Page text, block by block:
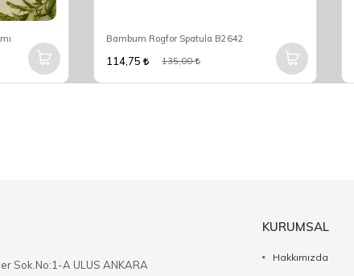
Bambum Rogfor Spatula B2642
114,75 135,00
Sok.No:1-A ULUS ANKARA
KURUMSAL
Hakkımızda